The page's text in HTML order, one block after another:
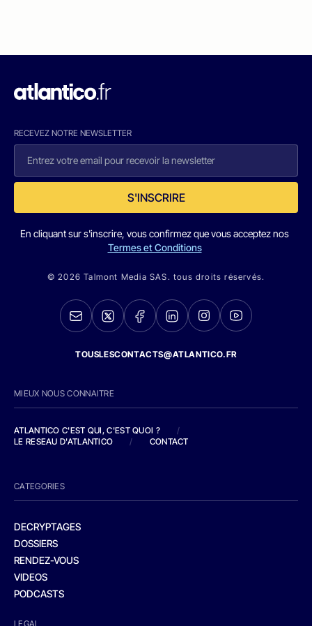
RECEVEZ NOTRE NEWSLETTER
S'INSCRIRE
En cliquant sur s'inscrire, vous confirmez que vous acceptez nos
Termes et Conditions
© 2026 Talmont Media SAS. tous droits réservés.
TOUSLESCONTACTS@ATLANTICO.FR
MIEUX NOUS CONNAITRE
ATLANTICO C'EST QUI, C'EST QUOI ?
/
LE RESEAU D'ATLANTICO
/ CONTACT
CATEGORIES
DECRYPTAGES
DOSSIERS
RENDEZ-VOUS
VIDEOS
PODCASTS
LEGAL